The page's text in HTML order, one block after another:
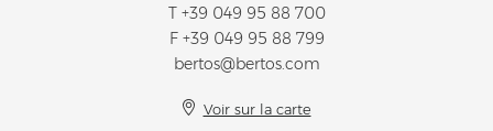
T +39 049 95 88 700
F +39 049 95 88 799
bertos@bertos.com
Voir sur la carte